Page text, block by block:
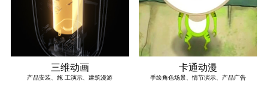
三维动画
产品安装、施 工演示、建筑漫游
卡通动漫
手绘角色场景、情节演示、产品广告